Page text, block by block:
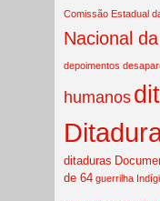
Comissão Estadual
Nacional
depoimentos
humanos
ditaduras
de 64 guerrilha